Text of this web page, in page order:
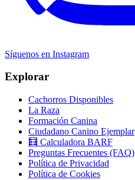
Síguenos en Instagram
Explorar
Cachorros Disponibles
La Raza
Formación Canina
Ciudadano Canino Ejemplar
🧮 Calculadora BARF
Preguntas Frecuentes (FAQ)
Política de Privacidad
Política de Cookies